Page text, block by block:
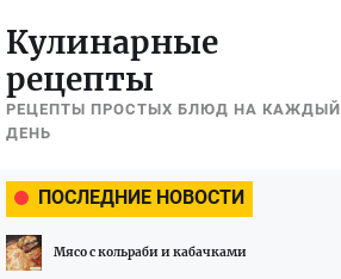
содержимому
Кулинарные
рецепты
РЕЦЕПТЫ ПРОСТЫХ БЛЮД НА КАЖДЫЙ
ДЕНЬ
ПОСЛЕДНИЕ НОВОСТИ
Мясо с кольраби и кабачками